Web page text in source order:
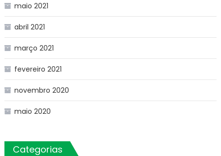
maio 2021
abril 2021
março 2021
fevereiro 2021
novembro 2020
maio 2020
Categorias